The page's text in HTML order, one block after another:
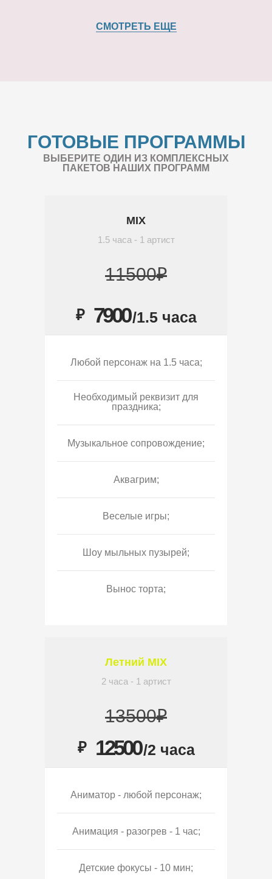
СМОТРЕТЬ ЕЩЕ
ГОТОВЫЕ ПРОГРАММЫ
ВЫБЕРИТЕ ОДИН ИЗ КОМПЛЕКСНЫХ
ПАКЕТОВ НАШИХ ПРОГРАММ
MIX
1.5 часа - 1 артист
11500₽
₽ 7900/1.5 часа
Любой персонаж на 1.5 часа;
Необходимый реквизит для
праздника;
Музыкальное сопровождение;
Аквагрим;
Веселые игры;
Шоу мыльных пузырей;
Вынос торта;
Летний MIX
2 часа - 1 артист
13500₽
₽ 12500/2 часа
Аниматор - любой персонаж;
Анимация - разогрев - 1 час;
Детские фокусы - 10 мин;